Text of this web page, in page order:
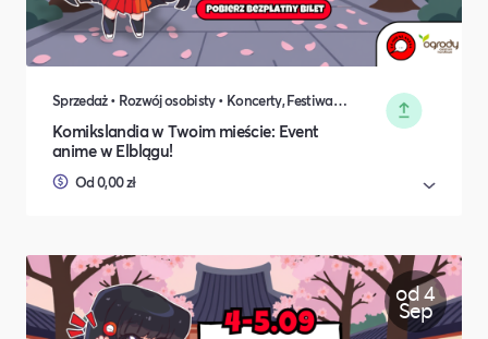
Sprzedaż • Rozwój osobisty • Koncerty, Festiwale, Rozrywka • DIY, Majsterkowanie, Hobby • Rodzina i relacje międzyludzkie
Komikslandia w Twoim mieście: Event
anime w Elblągu!
Od 0,00 zł
od 4
Sep